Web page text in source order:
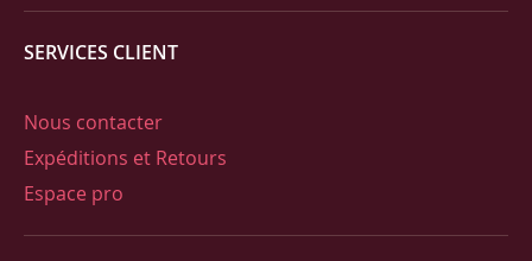
SERVICES CLIENT
Nous contacter
Expéditions et Retours
Espace pro